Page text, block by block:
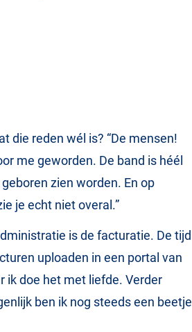
die reden wél is? “De mensen!
me geworden. De band is héél
zien worden. En op
je echt niet overal.”
is de facturatie. De tijd
uploaden in een portal van
ik doe het met liefde. Verder
ben ik nog steeds een beetje